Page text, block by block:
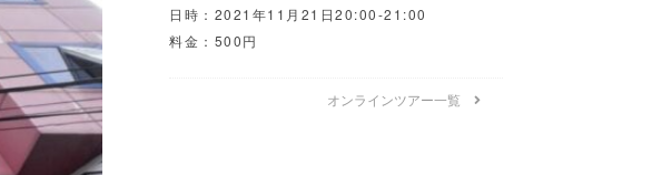
日時：2021年11月21日20:00-21:00
料金：500円
オンラインツアー一覧